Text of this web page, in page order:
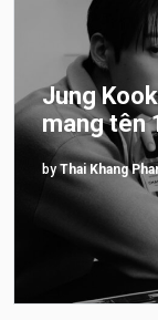
Jung
mang tên
byThai Khang